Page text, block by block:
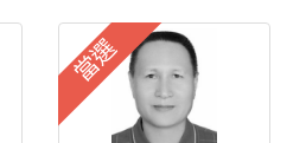
當選